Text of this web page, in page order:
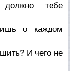
тебе
о каждом
И чего не